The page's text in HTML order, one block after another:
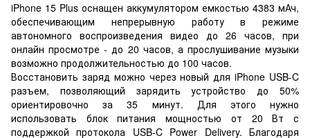
iPhone 15 Plus оснащен аккумулятором емкостью 4383 мАч,
обеспечивающим непрерывную работу в режиме
автономного воспроизведения видео до 26 часов, при
онлайн просмотре - до 20 часов, а прослушивание музыки
возможно продолжительностью до 100 часов.
Восстановить заряд можно через новый для iPhone USB-C
разъем, позволяющий зарядить устройство до 50%
ориентировочно за 35 минут. Для этого нужно
использовать блок питания мощностью от 20 Вт с
поддержкой протокола USB-C Power Delivery. Благодаря